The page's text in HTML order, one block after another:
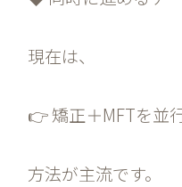
現在は、
👉 矯正＋MFTを並
方法が主流です。